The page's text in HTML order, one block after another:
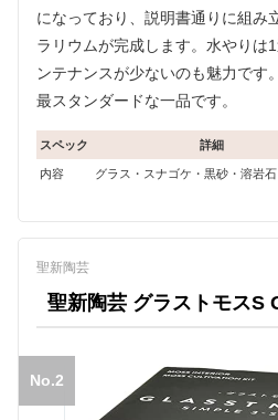
になっており、説明書通りに組み
ラリウムが完成します。水やりは
ンテナンスが少ないのも魅力です
最スタンダードな一品です。
スペック 詳細
内容 グラス・スナゴケ・黒砂・溶岩
聖新陶芸
聖新陶芸 グラストモスS
No.2